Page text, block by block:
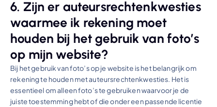
6. Zijn er auteursrechtenkwesties
waarmee ik rekening moet
houden bij het gebruik van foto’s
op mijn website?
Bij het gebruik van foto’s op je website is het belangrijk om
rekening te houden met auteursrechtenkwesties. Het is
essentieel om alleen foto’s te gebruiken waarvoor je de
juiste toestemming hebt of die onder een passende licentie